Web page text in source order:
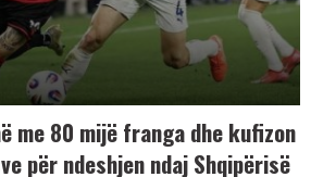
me 80 mijë franga dhe kufizon
për ndeshjen ndaj Shqipërisë